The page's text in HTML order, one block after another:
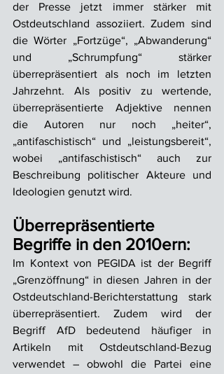
der Presse jetzt immer stärker mit
Ostdeutschland assoziiert. Zudem sind
die Wörter „Fortzüge“, „Abwanderung“
und „Schrumpfung“ stärker
überrepräsentiert als noch im letzten
Jahrzehnt. Als positiv zu wertende,
überrepräsentierte Adjektive nennen
die Autoren nur noch „heiter“,
„antifaschistisch“ und „leistungsbereit“,
wobei „antifaschistisch“ auch zur
Beschreibung politischer Akteure und
Ideologien genutzt wird.
Überrepräsentierte
Begriffe in den 2010ern:
Im Kontext von PEGIDA ist der Begriff
„Grenzöffnung“ in diesen Jahren in der
Ostdeutschland-Berichterstattung stark
überrepräsentiert. Zudem wird der
Begriff AfD bedeutend häufiger in
Artikeln mit Ostdeutschland-Bezug
verwendet – obwohl die Partei eine